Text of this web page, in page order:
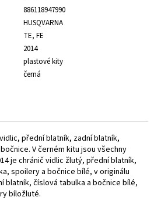
886118947990
HUSQVARNA
TE, FE
2014
plastové kity
černá
přední blatník, zadní blatník,
V černém kitu jsou všechny
je chránič vidlic žlutý, přední blatník,
spoilery a bočnice bílé, v originálu
blatník, číslová tabulka a bočnice bílé,
bíložluté.